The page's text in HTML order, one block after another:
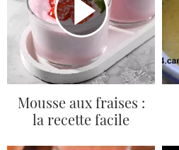
Mousse aux fraises :
la recette facile